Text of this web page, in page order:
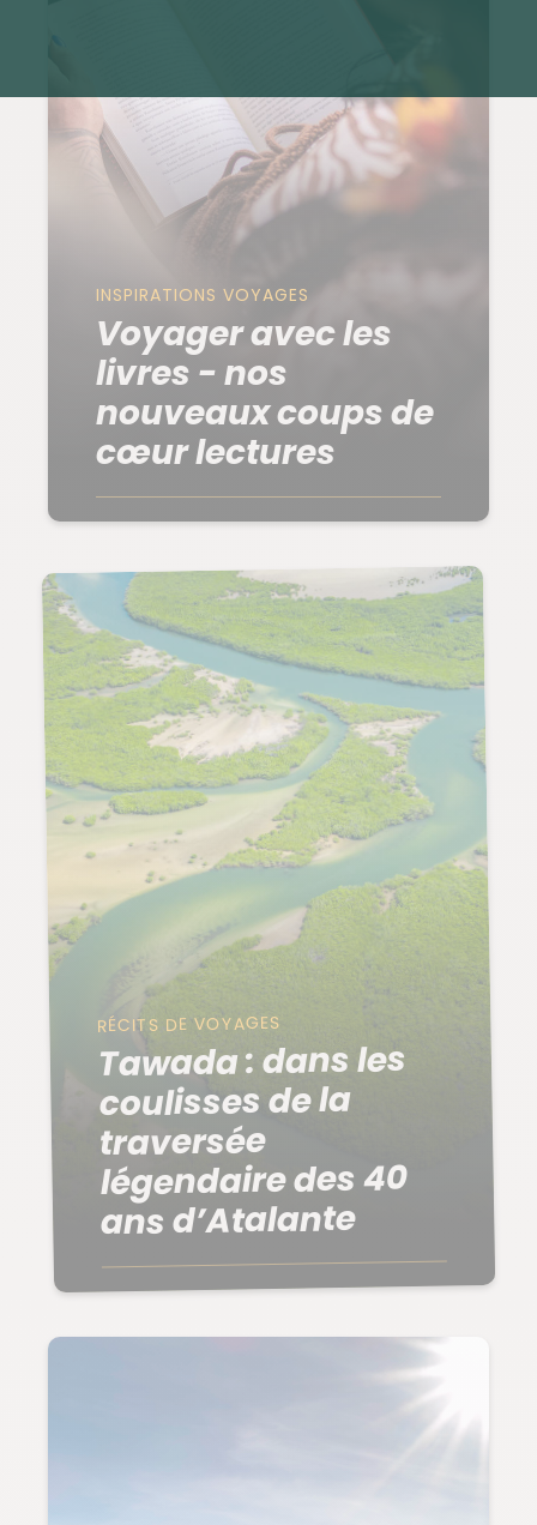
INSPIRATIONS VOYAGES
Voyager avec les
livres - nos
nouveaux coups de
cœur lectures
RÉCITS DE VOYAGES
Tawada : dans les
coulisses de la
traversée
légendaire des 40
ans d’Atalante